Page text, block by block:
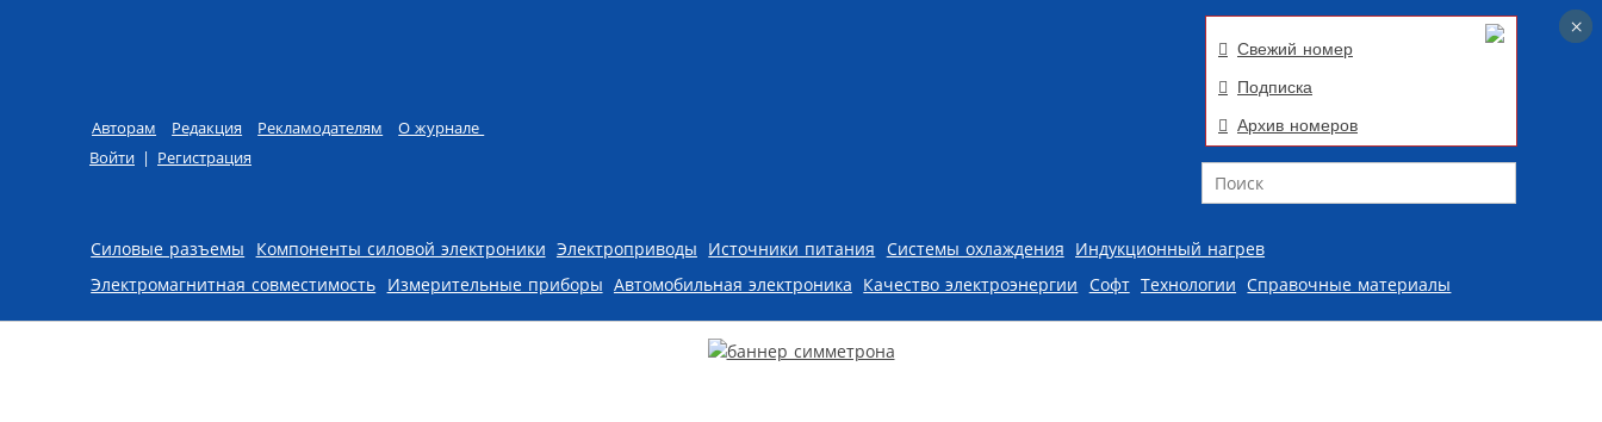
Авторам Редакция Рекламодателям
О журнале
Войти | Регистрация
Свежий номер
Подписка
Архив номеров
Поиск
Skip to content
Силовые разъемы Компоненты силовой электроники Электроприводы Источники питания Системы охлаждения Индукционный нагрев
Электромагнитная совместимость Измерительные приборы Автомобильная электроника Качество электроэнергии Софт Технологии Справочные материалы
×
×